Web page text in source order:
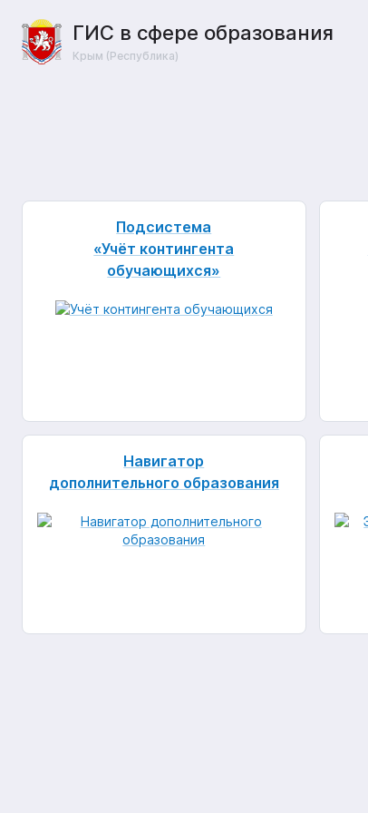
ГИС в сфере образования
Крым (Республика)
Подсистема
«Учёт контингента
обучающихся»
Навигатор
дополнительного образования